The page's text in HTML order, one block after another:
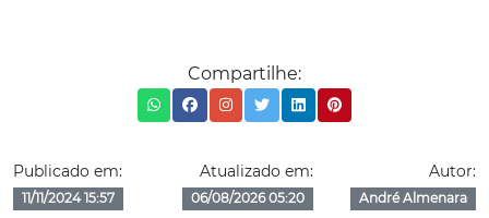
Compartilhe:
Publicado em:
11/11/2024 15:57
Atualizado em:
06/08/2026 05:20
Autor:
André Almenara